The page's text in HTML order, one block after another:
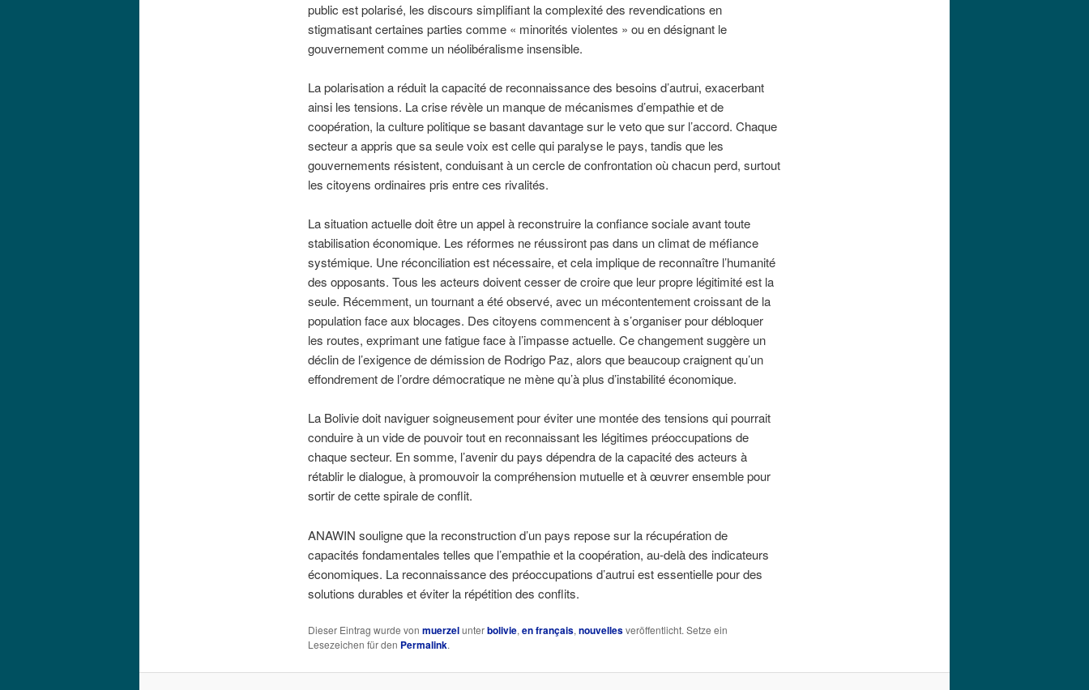
public est polarisé, les discours simplifiant la complexité des revendications en
stigmatisant certaines parties comme « minorités violentes » ou en désignant le
gouvernement comme un néolibéralisme insensible.
La polarisation a réduit la capacité de reconnaissance des besoins d’autrui, exacerbant
ainsi les tensions. La crise révèle un manque de mécanismes d’empathie et de
coopération, la culture politique se basant davantage sur le veto que sur l’accord. Chaque
secteur a appris que sa seule voix est celle qui paralyse le pays, tandis que les
gouvernements résistent, conduisant à un cercle de confrontation où chacun perd, surtout
les citoyens ordinaires pris entre ces rivalités.
La situation actuelle doit être un appel à reconstruire la confiance sociale avant toute
stabilisation économique. Les réformes ne réussiront pas dans un climat de méfiance
systémique. Une réconciliation est nécessaire, et cela implique de reconnaître l’humanité
des opposants. Tous les acteurs doivent cesser de croire que leur propre légitimité est la
seule. Récemment, un tournant a été observé, avec un mécontentement croissant de la
population face aux blocages. Des citoyens commencent à s’organiser pour débloquer
les routes, exprimant une fatigue face à l’impasse actuelle. Ce changement suggère un
déclin de l’exigence de démission de Rodrigo Paz, alors que beaucoup craignent qu’un
effondrement de l’ordre démocratique ne mène qu’à plus d’instabilité économique.
La Bolivie doit naviguer soigneusement pour éviter une montée des tensions qui pourrait
conduire à un vide de pouvoir tout en reconnaissant les légitimes préoccupations de
chaque secteur. En somme, l’avenir du pays dépendra de la capacité des acteurs à
rétablir le dialogue, à promouvoir la compréhension mutuelle et à œuvrer ensemble pour
sortir de cette spirale de conflit.
ANAWIN souligne que la reconstruction d’un pays repose sur la récupération de
capacités fondamentales telles que l’empathie et la coopération, au-delà des indicateurs
économiques. La reconnaissance des préoccupations d’autrui est essentielle pour des
solutions durables et éviter la répétition des conflits.
Dieser Eintrag wurde von muerzelunterbolivie, en français, nouvellesveröffentlicht. Setze ein
Lesezeichen für den Permalink.